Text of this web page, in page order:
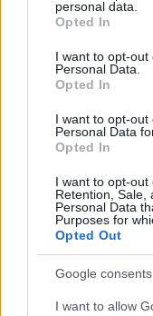
grant or deny
use your data for
consent section.
personal data.
Opted In
I want to opt-out
Personal Data.
Opted In
I want to opt-
Personal Data
Opted In
I want to opt-out
Retention, Sale,
Personal Data
Purposes for
Opted Out
Google consents
I want to allow
Már magasabb
büntetőügyében,
Már nincs mentelmi
és visszaadta
Magyarország